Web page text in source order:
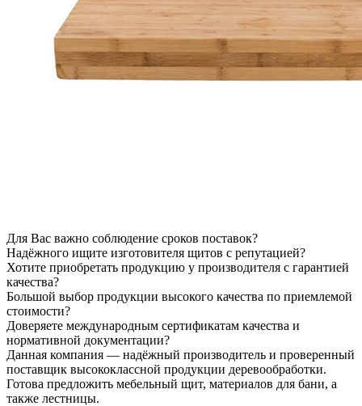
Для Вас важно соблюдение сроков поставок?
Надёжного ищите изготовителя щитов с репутацией?
Хотите приобретать продукцию у производителя с гарантией
качества?
Большой выбор продукции высокого качества по приемлемой
стоимости?
Доверяете международным сертификатам качества и
нормативной документации?
Данная компания — надёжный производитель и проверенный
поставщик высококлассной продукции деревообработки.
Готова предложить мебельный щит, материалов для бани, а
также лестницы.